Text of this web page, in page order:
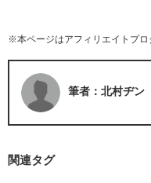
※本ページはアフィリエイトプ
筆者：北村ヂン
関連タグ